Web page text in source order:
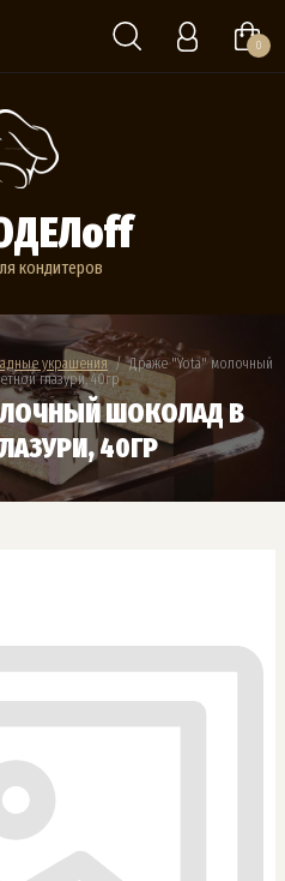
0
кондитеров
украшения
  /  Драже "Yota" молочный
глазури, 40гр
ШОКОЛАД В
40ГР